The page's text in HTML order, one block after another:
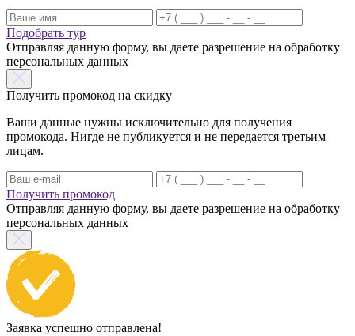
Подобрать тур
Отправляя данную форму, вы даете разрешение на обработку
персональных данных
Получить промокод на скидку
Ваши данные нужны исключительно для получения
промокода. Нигде не публикуется и не передается третьим
лицам.
Получить промокод
Отправляя данную форму, вы даете разрешение на обработку
персональных данных
Заявка успешно отправлена!